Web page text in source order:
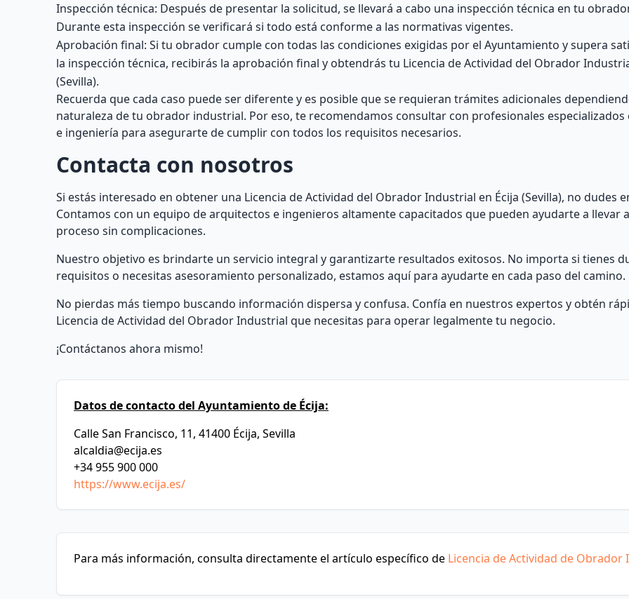
Inspección técnica: Después de presentar la solicitud, se llevará a cabo una inspección técnica en tu
Durante esta inspección se verificará si todo está conforme a las normativas vigentes.
Aprobación final: Si tu obrador cumple con todas las condiciones exigidas por el Ayuntamiento y supera
la inspección técnica, recibirás la aprobación final y obtendrás tu Licencia de Actividad del Obrador
(Sevilla).
Recuerda que cada caso puede ser diferente y es posible que se requieran trámites adicionales
naturaleza de tu obrador industrial. Por eso, te recomendamos consultar con profesionales
e ingeniería para asegurarte de cumplir con todos los requisitos necesarios.
Contacta con nosotros
Si estás interesado en obtener una Licencia de Actividad del Obrador Industrial en Écija (Sevilla), no dudes
Contamos con un equipo de arquitectos e ingenieros altamente capacitados que pueden ayudarte a llevar
proceso sin complicaciones.
Nuestro objetivo es brindarte un servicio integral y garantizarte resultados exitosos. No importa si tienes
requisitos o necesitas asesoramiento personalizado, estamos aquí para ayudarte en cada paso del camino.
No pierdas más tiempo buscando información dispersa y confusa. Confía en nuestros expertos y obtén
Licencia de Actividad del Obrador Industrial que necesitas para operar legalmente tu negocio.
¡Contáctanos ahora mismo!
Datos de contacto del Ayuntamiento de Écija:
Calle San Francisco, 11, 41400 Écija, Sevilla
alcaldia@ecija.es
+34 955 900 000
https://www.ecija.es/
Para más información, consulta directamente el artículo específico de Licencia de Actividad de Obrador